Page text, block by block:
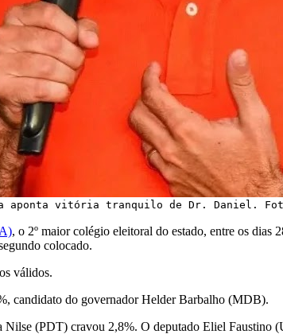
aponta vitória tranquilo de Dr. Daniel.
, o 2º maior colégio eleitoral do estado, entre os dias
colocado.
válidos.
candidato do governador Helder Barbalho (MDB).
(PDT) cravou 2,8%. O deputado Eliel Faustino